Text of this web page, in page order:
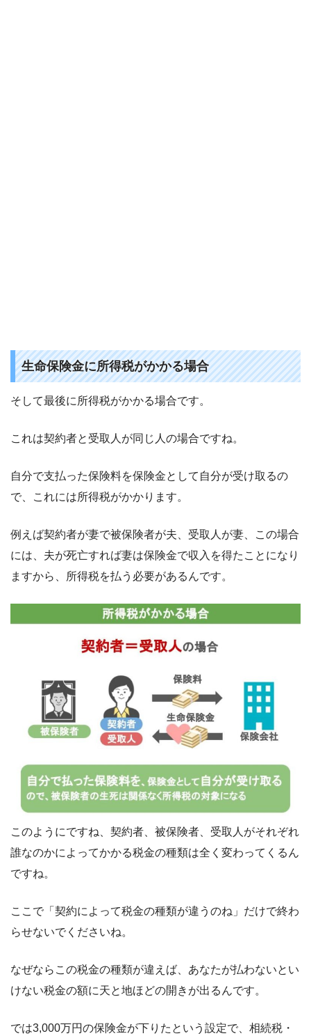
生命保険金に所得税がかかる場合
そして最後に所得税がかかる場合です。
これは契約者と受取人が同じ人の場合ですね。
自分で支払った保険料を保険金として自分が受け取るの
で、これには所得税がかかります。
例えば契約者が妻で被保険者が夫、受取人が妻、この場合
には、夫が死亡すれば妻は保険金で収入を得たことになり
ますから、所得税を払う必要があるんです。
このようにですね、契約者、被保険者、受取人がそれぞれ
誰なのかによってかかる税金の種類は全く変わってくるん
ですね。
ここで「契約によって税金の種類が違うのね」だけで終わ
らせないでくださいね。
なぜならこの税金の種類が違えば、あなたが払わないとい
けない税金の額に天と地ほどの開きが出るんです。
では3,000万円の保険金が下りたという設定で、相続税・